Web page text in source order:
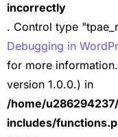
incorrectly
. Control type
Debugging in
for more
version 1.0.0.) in
/home/
includes/